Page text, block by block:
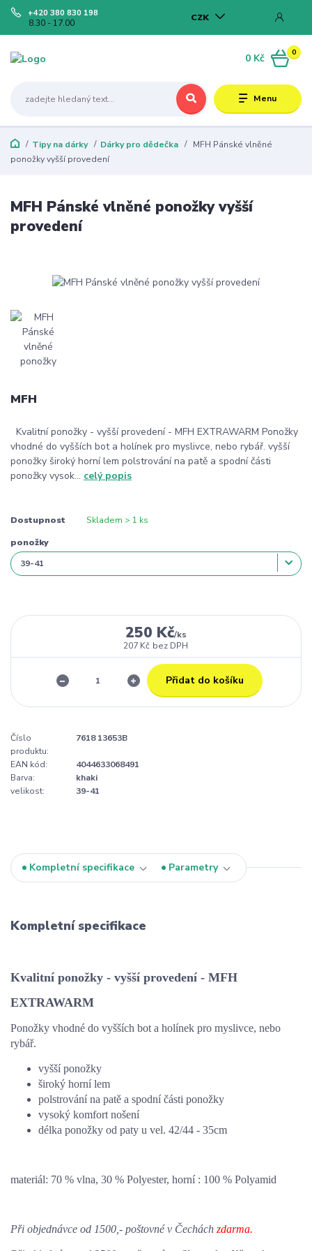
Menu
CZK
+420 380 830 198
8.30 - 17.00
0
0 Kč
Tipy na dárky Dárky pro dědečka
MFH Pánské vlněné
ponožky vyšší provedení
MFH Pánské vlněné ponožky vyšší
provedení
MFH
Kvalitní ponožky - vyšší provedení - MFH EXTRAWARM Ponožky
vhodné do vyšších bot a holínek pro myslivce, nebo rybář. vyšší
ponožky široký horní lem polstrování na patě a spodní části
ponožky vysok... celý popis
Dostupnost Skladem > 1 ks
ponožky
250 Kč/ks
207 Kč bez DPH
Přidat do košíku
Číslo
produktu:
7618 13653B
EAN kód:
4044633068491
Barva:
khaki
velikost:
39-41
Kompletní specifikace Parametry
Kompletní specifikace
Kvalitní ponožky - vyšší provedení - MFH
EXTRAWARM
Ponožky vhodné do vyšších bot a holínek pro myslivce, nebo
rybář.
vyšší ponožky
široký horní lem
polstrování na patě a spodní části ponožky
vysoký komfort nošení
délka ponožky od paty u vel. 42/44 - 35cm
materiál: 70 % vlna, 30 % Polyester, horní : 100 % Polyamid
Při objednávce od 1500,- poštovné v Čechách zdarma.